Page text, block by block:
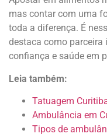
mas contar com uma
toda a diferença. É
destaca como parceira
confiança e saúde em
Leia também:
Tatuagem
Ambulância em
Tipos de